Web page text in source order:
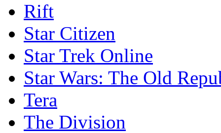
Rift
Star Citizen
Star Trek Online
Star Wars: The Old
Tera
The Division